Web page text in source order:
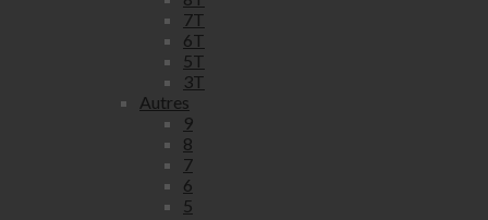
7T
6T
5T
3T
Autres
9
8
7
6
5